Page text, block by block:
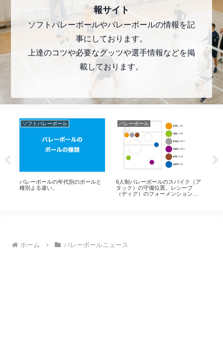
報サイト
ソフトバレーボールやバレーボールの情報を記
事にしております。
上達のコツや必要なグッツや選手情報などを掲
載しております。
ソフトバレーボール
バレーボールの年代別のボールと
種別よる違い。
バレーボール
6人制バレーボールのスパイク（ア
タック）の守備位置。レシーブ
（ディグ）のフォーメンションは
ホーム バレーボールニュース